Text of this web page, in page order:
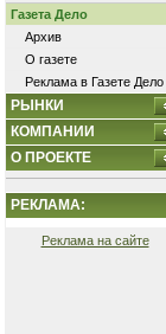
Газета Дело
Архив
О газете
Реклама в Газете Дело
РЫНКИ
КОМПАНИИ
О ПРОЕКТЕ
РЕКЛАМА:
Реклама на сайте